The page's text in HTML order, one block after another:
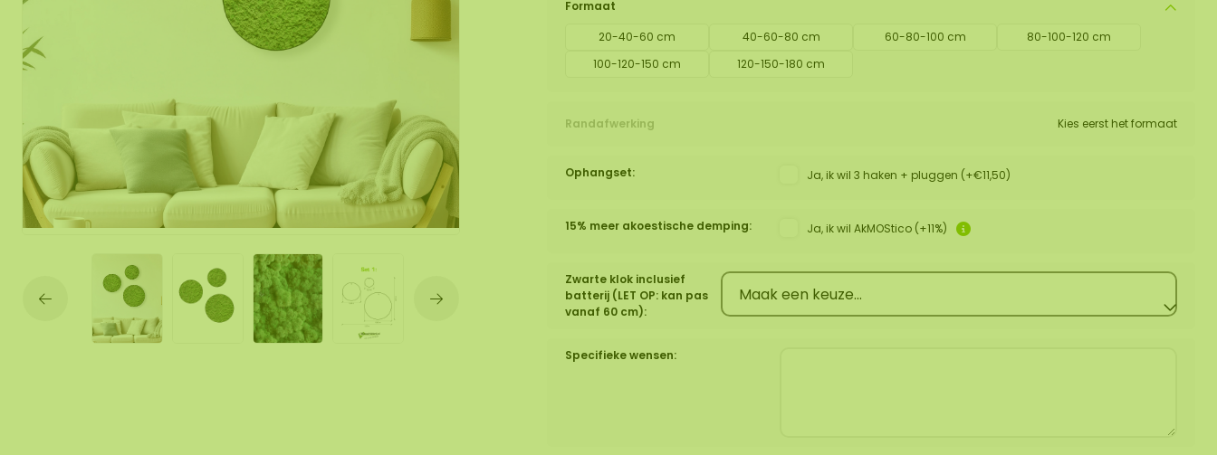
Mos spiegel
Mobiele moswand
Formaat
20-40-60 cm
40-60-80 cm 60-80-100 cm
80-100-120 cm
100-120-150 cm
120-150-180 cm
Randafwerking Kies eerst het formaat
Ophangset: Ja, ik wil 3 haken + pluggen (+€11,50)
15% meer akoestische demping: Ja, ik wil AkMOStico (+11%)
Zwarte klok inclusief
batterij (LET OP: kan pas
vanaf 60 cm):
Specifieke wensen: